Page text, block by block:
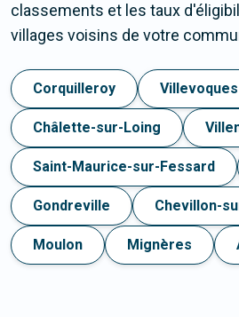
classements et les taux
villages voisins de votre
Corquilleroy Villevoques
Châlette-sur-Loing
Saint-Maurice-sur-Fessard
Gondreville Chevillon-
Moulon Mignères